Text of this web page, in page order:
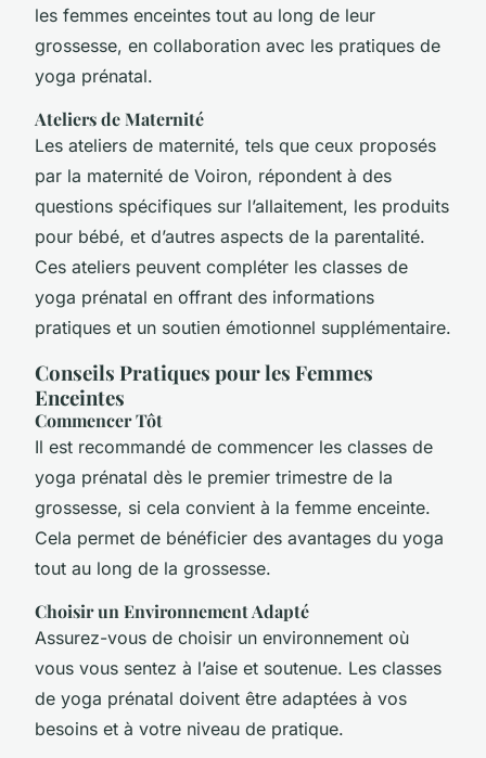
les femmes enceintes tout au long de leur
grossesse, en collaboration avec les pratiques de
yoga prénatal.
Ateliers de Maternité
Les ateliers de maternité, tels que ceux proposés
par la maternité de Voiron, répondent à des
questions spécifiques sur l’allaitement, les produits
pour bébé, et d’autres aspects de la parentalité.
Ces ateliers peuvent compléter les classes de
yoga prénatal en offrant des informations
pratiques et un soutien émotionnel supplémentaire.
Conseils Pratiques pour les Femmes
Enceintes
Commencer Tôt
Il est recommandé de commencer les classes de
yoga prénatal dès le premier trimestre de la
grossesse, si cela convient à la femme enceinte.
Cela permet de bénéficier des avantages du yoga
tout au long de la grossesse.
Choisir un Environnement Adapté
Assurez-vous de choisir un environnement où
vous vous sentez à l’aise et soutenue. Les classes
de yoga prénatal doivent être adaptées à vos
besoins et à votre niveau de pratique.